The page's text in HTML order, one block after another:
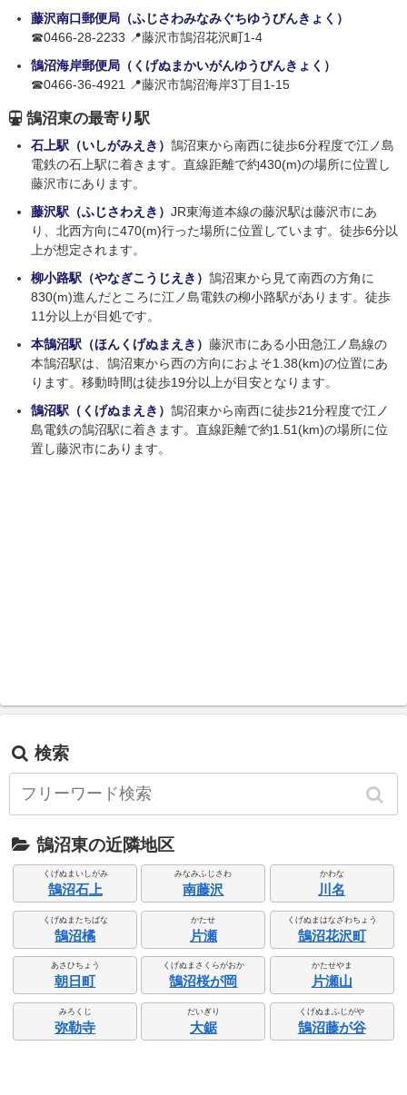
藤沢南口郵便局（ふじさわみなみぐちゆうびんきょく）
☎0466-28-2233 📍藤沢市鵠沼花沢町1-4
鵠沼海岸郵便局（くげぬまかいがんゆうびんきょく）
☎0466-36-4921 📍藤沢市鵠沼海岸3丁目1-15
鵠沼東の最寄り駅
石上駅（いしがみえき） 鵠沼東から南西に徒歩6分程度で江ノ島
電鉄の石上駅に着きます。直線距離で約430(m)の場所に位置し
藤沢市にあります。
藤沢駅（ふじさわえき） JR東海道本線の藤沢駅は藤沢市にあ
り、北西方向に470(m)行った場所に位置しています。徒歩6分以
上が想定されます。
柳小路駅（やなぎこうじえき） 鵠沼東から見て南西の方角に
830(m)進んだところに江ノ島電鉄の柳小路駅があります。徒歩
11分以上が目処です。
本鵠沼駅（ほんくげぬまえき） 藤沢市にある小田急江ノ島線の
本鵠沼駅は、鵠沼東から西の方向におよそ1.38(km)の位置にあ
ります。移動時間は徒歩19分以上が目安となります。
鵠沼駅（くげぬまえき） 鵠沼東から南西に徒歩21分程度で江ノ
島電鉄の鵠沼駅に着きます。直線距離で約1.51(km)の場所に位
置し藤沢市にあります。
検索
鵠沼東の近隣地区
くげぬまいしがみ
鵠沼石上
みなみふじさわ
南藤沢
かわな
川名
くげぬまたちばな
鵠沼橘
かたせ
片瀬
くげぬまはなざわちょう
鵠沼花沢町
あさひちょう
朝日町
くげぬまさくらがおか
鵠沼桜が岡
かたせやま
片瀬山
みろくじ
弥勒寺
だいぎり
大鋸
くげぬまふじがや
鵠沼藤が谷